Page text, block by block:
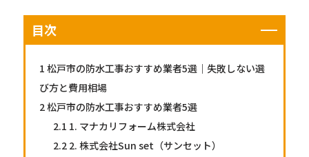
目次
1 松戸市の防水工事おすすめ業者5選｜失敗しない選
び方と費用相場
2松戸市の防水工事おすすめ業者5選
2.1 1. マナカリフォーム株式会社
2.2 2. 株式会社Sun set（サンセット）